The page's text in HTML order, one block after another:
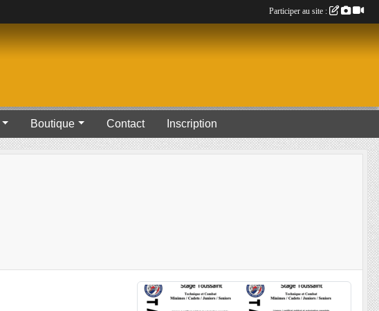
Boutique Contact Inscription
Participer au site :